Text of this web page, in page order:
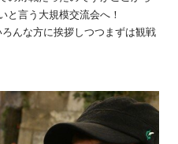
と言う大規模交流会へ！
んな方に挨拶しつつまずは観戦